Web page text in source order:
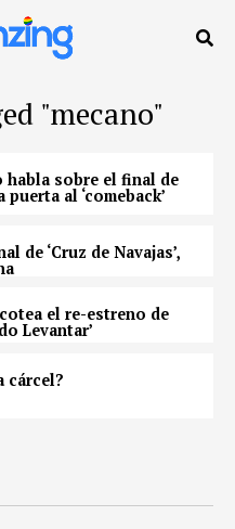
"mecano"
habla sobre el final de
al ‘comeback’
de ‘Cruz de Navajas’,
el re-estreno de
Levantar’
cárcel?